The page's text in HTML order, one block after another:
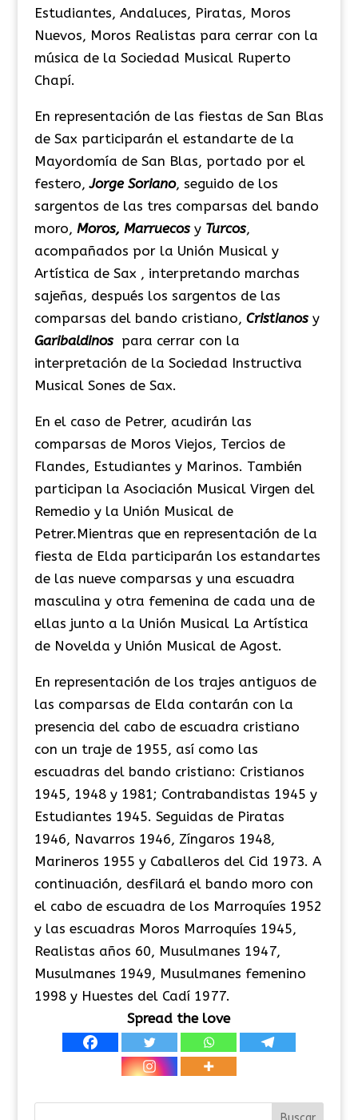
Estudiantes, Andaluces, Piratas, Moros
Nuevos, Moros Realistas para cerrar con la
música de la Sociedad Musical Ruperto
Chapí.
En representación de las fiestas de San Blas
de Sax participarán el estandarte de la
Mayordomía de San Blas, portado por el
festero,Jorge Soriano, seguido de los
sargentos de las tres comparsas del bando
moro, Moros, Marruecosy Turcos,
acompañados por la Unión Musical y
Artística de Sax , interpretando marchas
sajeñas, después los sargentos de las
comparsas del bando cristiano, Cristianosy
Garibaldinospara cerrar con la
interpretación de la Sociedad Instructiva
Musical Sones de Sax.
En el caso de Petrer, acudirán las
comparsas de Moros Viejos, Tercios de
Flandes, Estudiantes y Marinos. También
participan la Asociación Musical Virgen del
Remedio y la Unión Musical de
Petrer.Mientras que en representación de la
fiesta de Elda participarán los estandartes
de las nueve comparsas y una escuadra
masculina y otra femenina de cada una de
ellas junto a la Unión Musical La Artística
de Novelda y Unión Musical de Agost.
En representación de los trajes antiguos de
las comparsas de Elda contarán con la
presencia del cabo de escuadra cristiano
con un traje de 1955, así como las
escuadras del bando cristiano: Cristianos
1945, 1948 y 1981; Contrabandistas 1945 y
Estudiantes 1945. Seguidas de Piratas
1946, Navarros 1946, Zíngaros 1948,
Marineros 1955 y Caballeros del Cid 1973. A
continuación, desfilará el bando moro con
el cabo de escuadra de los Marroquíes 1952
y las escuadras Moros Marroquíes 1945,
Realistas años 60, Musulmanes 1947,
Musulmanes 1949, Musulmanes femenino
1998 y Huestes del Cadí 1977.
Spread the love